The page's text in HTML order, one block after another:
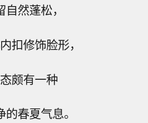
然蓬松，
扣修饰脸形，
颇有一种
春夏气息。